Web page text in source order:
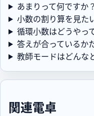
あまりって何ですか？
小数の割り算を見た
循環小数はどうやっ
答えが合っているか
教師モードはどんな
関連電卓